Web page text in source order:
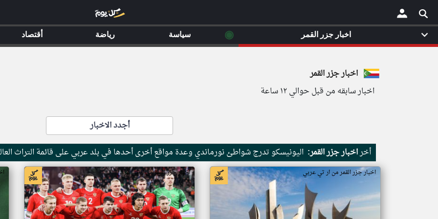
×
اخبار جزر القمر
اخبار سابقه من قبل حوالي ١٢ ساعة
أجدد الاخبار
أخراخبار جزر القمر: اليونيسكو تدرج شواطئ نورماندي وعدة مواقع أخرى أحدها في بلد عربي على قائمة التراث
اخبار جزر القمر من ار تي عربي اخبار جزر القمر من ار تي عربي
اخبار جزر القمر ◉ سياسة رياضة أقتصاد